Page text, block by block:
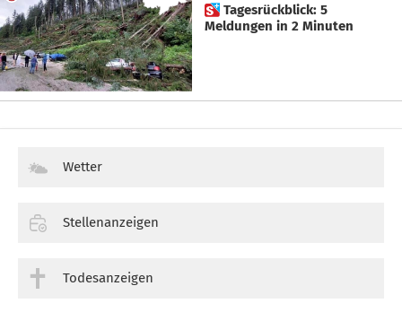
 Tagesrückblick: 5
Meldungen in 2 Minuten
Wetter
Stellenanzeigen
Todesanzeigen